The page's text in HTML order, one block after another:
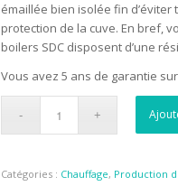
émaillée bien isolée fin
protection de la cuve. En bref,
boilers SDC disposent d’une
Vous avez 5 ans de garantie
Catégories : Chauffage, Production